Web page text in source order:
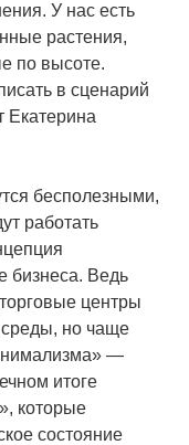
У нас есть
растения,
по высоте.
в сценарий
Екатерина
бесполезными,
работать
бизнеса. Ведь
центры
среды, но чаще
—
итоге
», которые
состояние